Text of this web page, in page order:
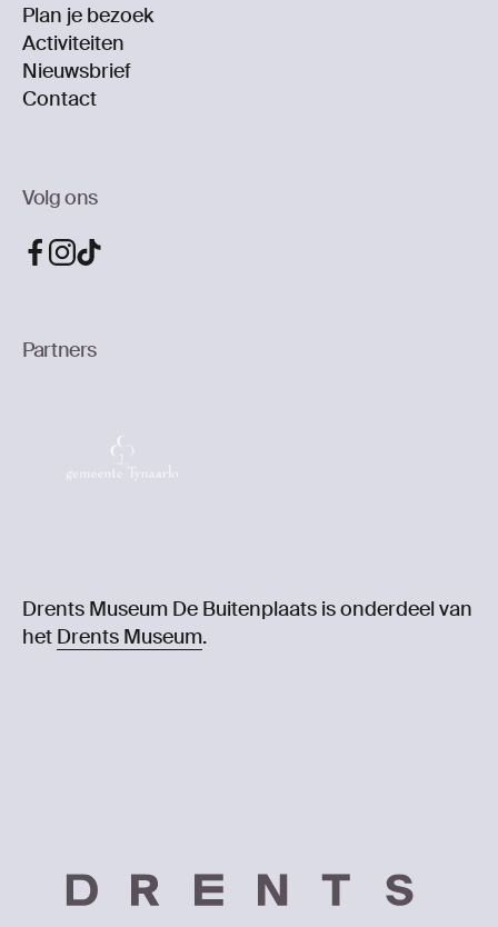
Plan je bezoek
Activiteiten
Nieuwsbrief
Contact
Volg ons
Partners
Drents Museum De Buitenplaats is onderdeel van
het Drents Museum.